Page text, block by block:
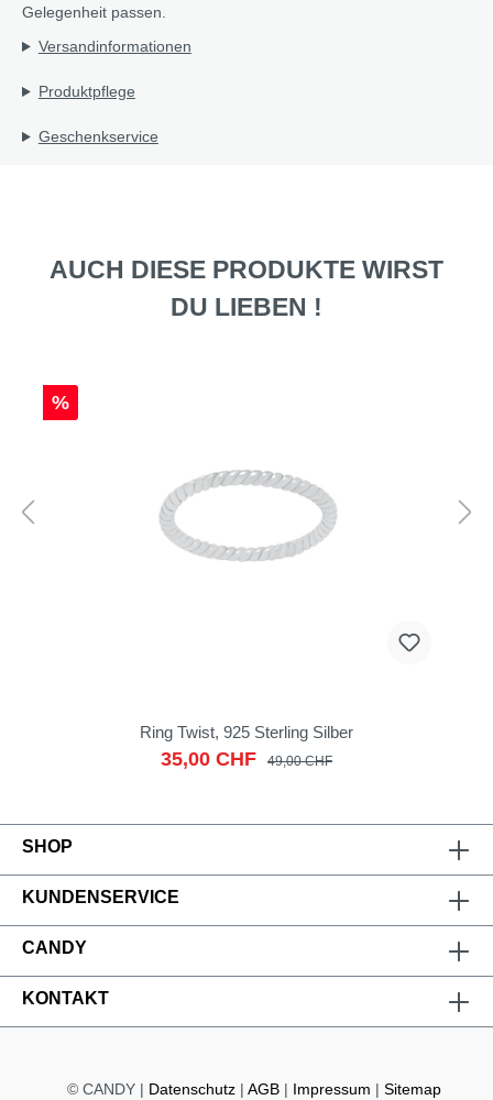
Gelegenheit passen.
Versandinformationen
Produktpflege
Geschenkservice
AUCH DIESE PRODUKTE WIRST
DU LIEBEN !
%
Ring Twist, 925 Sterling Silber
35,00 CHF 49,00 CHF
KONTAKT
SHOP
KUNDENSERVICE
CANDY
© CANDY | Datenschutz | AGB | Impressum | Sitemap